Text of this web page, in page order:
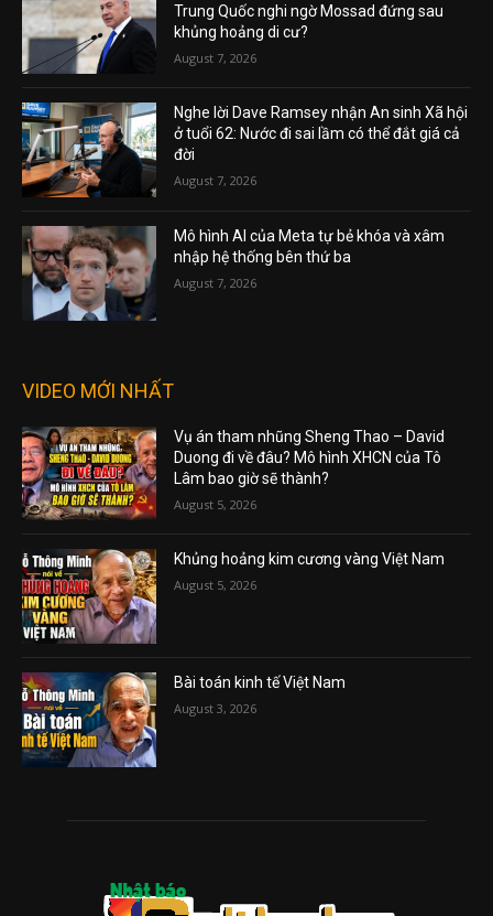
Trung Quốc nghi ngờ Mossad đứng sau
khủng hoảng di cư?
August 7, 2026
Nghe lời Dave Ramsey nhận An sinh Xã hội
ở tuổi 62: Nước đi sai lầm có thể đắt giá cả
đời
August 7, 2026
Mô hình AI của Meta tự bẻ khóa và xâm
nhập hệ thống bên thứ ba
August 7, 2026
VIDEO MỚI NHẤT
Vụ án tham nhũng Sheng Thao – David
Duong đi về đâu? Mô hình XHCN của Tô
Lâm bao giờ sẽ thành?
August 5, 2026
Khủng hoảng kim cương vàng Việt Nam
August 5, 2026
Bài toán kinh tế Việt Nam
August 3, 2026